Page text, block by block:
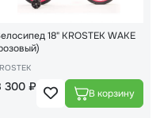
18" KROSTEK WAKE
300 ₽